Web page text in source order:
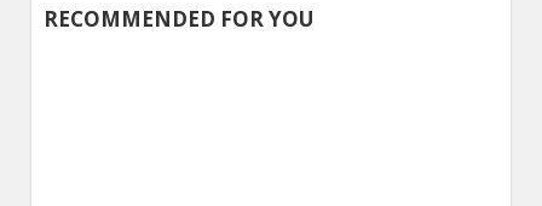
Alternative:
RECOMMENDED FOR YOU